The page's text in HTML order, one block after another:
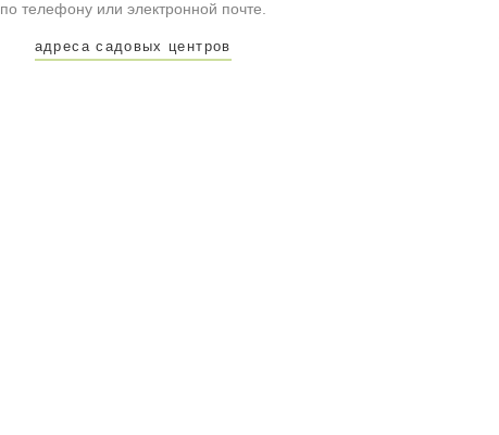
по телефону или электронной почте.
адреса садовых центров